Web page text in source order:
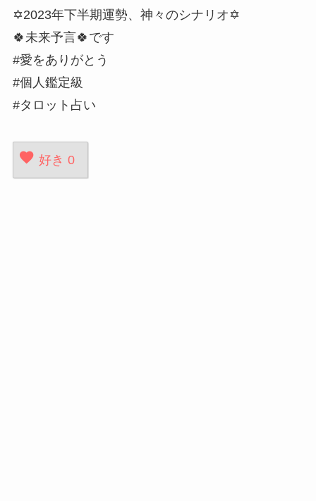
✡️2023年下半期運勢、神々のシナリオ✡️
🍀未来予言🍀です
#愛をありがとう
#個人鑑定級
#タロット占い
好き 0